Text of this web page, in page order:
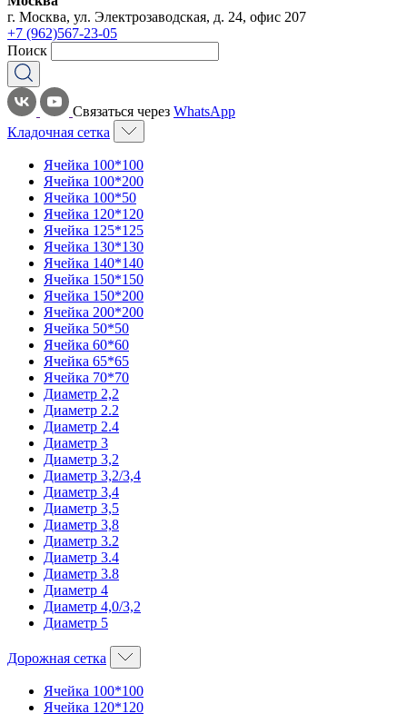
г. Москва, ул. Электрозаводская, д. 24, офис 207
+7 (962)567-23-05
Поиск
Связаться через WhatsApp
Кладочная сетка
Ячейка 100*100
Ячейка 100*200
Ячейка 100*50
Ячейка 120*120
Ячейка 125*125
Ячейка 130*130
Ячейка 140*140
Ячейка 150*150
Ячейка 150*200
Ячейка 200*200
Ячейка 50*50
Ячейка 60*60
Ячейка 65*65
Ячейка 70*70
Диаметр 2,2
Диаметр 2.2
Диаметр 2.4
Диаметр 3
Диаметр 3,2
Диаметр 3,2/3,4
Диаметр 3,4
Диаметр 3,5
Диаметр 3,8
Диаметр 3.2
Диаметр 3.4
Диаметр 3.8
Диаметр 4
Диаметр 4,0/3,2
Диаметр 5
Дорожная сетка
Ячейка 100*100
Ячейка 120*120